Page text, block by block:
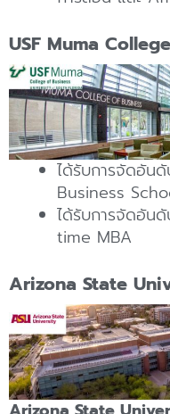
USF Muma
ได้รับการจัดอัน
Business
ได้รับการจัดอัน
time MBA
Arizona State